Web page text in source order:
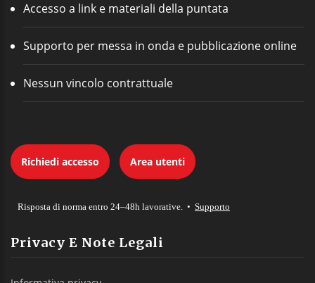
Accesso a link e materiali della puntata
Supporto per messa in onda e pubblicazione online
Nessun vincolo contrattuale
Richiedi accesso Area utenti
Risposta di norma entro 24–48h lavorative. • Supporto
Privacy E Note Legali